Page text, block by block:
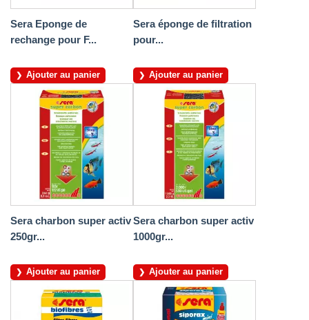
Sera Eponge de
rechange pour F...
Ajouter au panier
Sera éponge de filtration
pour...
Ajouter au panier
Sera charbon super activ
250gr...
Ajouter au panier
Sera charbon super activ
1000gr...
Ajouter au panier